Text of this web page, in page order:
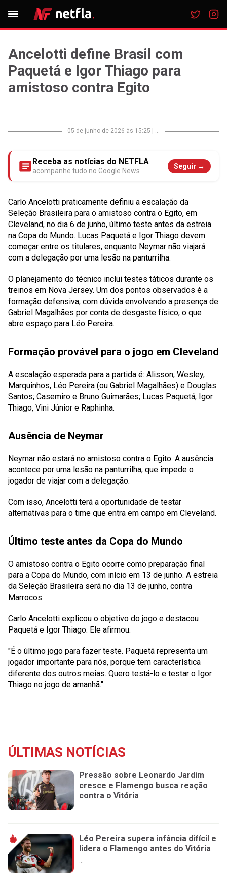
Ancelotti define Brasil com
Paquetá e Igor Thiago para
amistoso contra Egito
05 de junho de 2026 às 15:25 ...
Receba as notícias do NETFLA
acompanhe tudo no Google News
Seguir →
Carlo Ancelotti praticamente definiu a escalação da
Seleção Brasileira para o amistoso contra o Egito, em
Cleveland, no dia 6 de junho, último teste antes da estreia
na Copa do Mundo. Lucas Paquetá e Igor Thiago devem
começar entre os titulares, enquanto Neymar não viajará
com a delegação por uma lesão na panturrilha.
O planejamento do técnico inclui testes táticos durante os
treinos em Nova Jersey. Um dos pontos observados é a
formação defensiva, com dúvida envolvendo a presença de
Gabriel Magalhães por conta de desgaste físico, o que
abre espaço para Léo Pereira.
Formação provável para o jogo em Cleveland
A escalação esperada para a partida é: Alisson; Wesley,
Marquinhos, Léo Pereira (ou Gabriel Magalhães) e Douglas
Santos; Casemiro e Bruno Guimarães; Lucas Paquetá, Igor
Thiago, Vini Júnior e Raphinha.
Ausência de Neymar
Neymar não estará no amistoso contra o Egito. A ausência
acontece por uma lesão na panturrilha, que impede o
jogador de viajar com a delegação.
Com isso, Ancelotti terá a oportunidade de testar
alternativas para o time que entra em campo em Cleveland.
Último teste antes da Copa do Mundo
O amistoso contra o Egito ocorre como preparação final
para a Copa do Mundo, com início em 13 de junho. A estreia
da Seleção Brasileira será no dia 13 de junho, contra
Marrocos.
Carlo Ancelotti explicou o objetivo do jogo e destacou
Paquetá e Igor Thiago. Ele afirmou:
"É o último jogo para fazer teste. Paquetá representa um
jogador importante para nós, porque tem característica
diferente dos outros meias. Quero testá-lo e testar o Igor
Thiago no jogo de amanhã."
ÚLTIMAS NOTÍCIAS
Pressão sobre Leonardo Jardim
cresce e Flamengo busca reação
contra o Vitória
...
Léo Pereira supera infância difícil e
lidera o Flamengo antes do Vitória
...